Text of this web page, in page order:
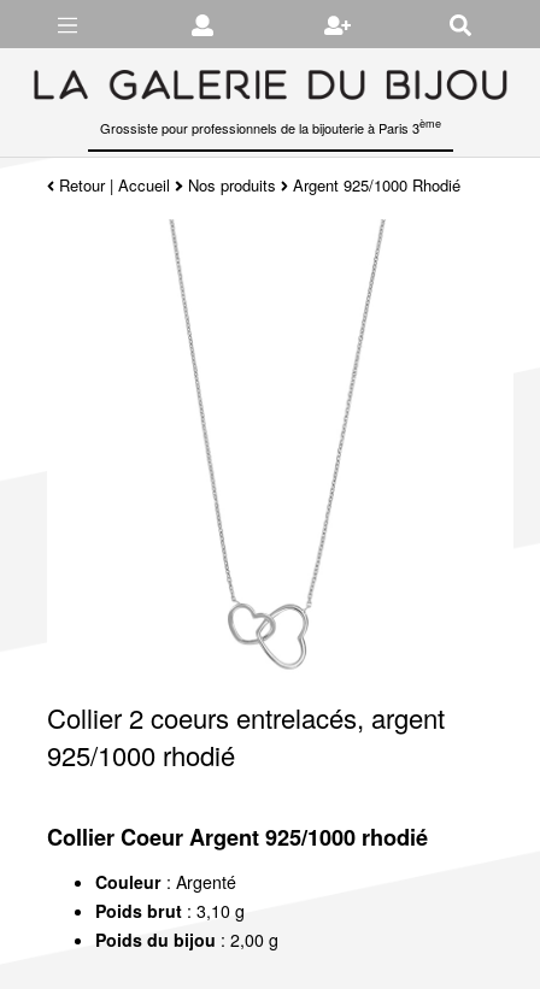
Grossiste pour professionnels de la bijouterie à Paris 3ème
Retour|Accueil Nos produits Argent 925/1000 Rhodié
Collier 2 coeurs entrelacés, argent
925/1000 rhodié
Collier Coeur Argent 925/1000 rhodié
Couleur: Argenté
Poids brut: 3,10 g
Poids du bijou : 2,00 g
Gérer les préférences en matière de cookies